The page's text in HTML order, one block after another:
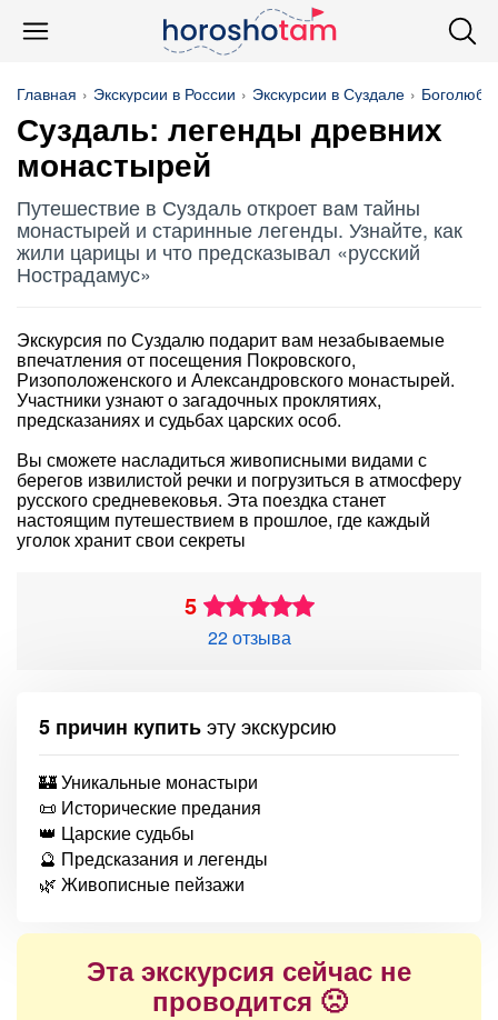
Главная Экскурсии в России Экскурсии в Суздале
Суздаль: легенды древних
монастырей
Путешествие в Суздаль откроет вам тайны
монастырей и старинные легенды. Узнайте, как
жили царицы и что предсказывал «русский
Нострадамус»
Экскурсия по Суздалю подарит вам незабываемые
впечатления от посещения Покровского,
Ризоположенского и Александровского монастырей.
Участники узнают о загадочных проклятиях,
предсказаниях и судьбах царских особ.
Вы сможете насладиться живописными видами с
берегов извилистой речки и погрузиться в атмосферу
русского средневековья. Эта поездка станет
настоящим путешествием в прошлое, где каждый
уголок хранит свои секреты
5
22 отзыва
5 причин купитьэту экскурсию
🏰 Уникальные монастыри
📜 Исторические предания
👑 Царские судьбы
🔮 Предсказания и легенды
🌿 Живописные пейзажи
Эта экскурсия сейчас не
проводится 🙁